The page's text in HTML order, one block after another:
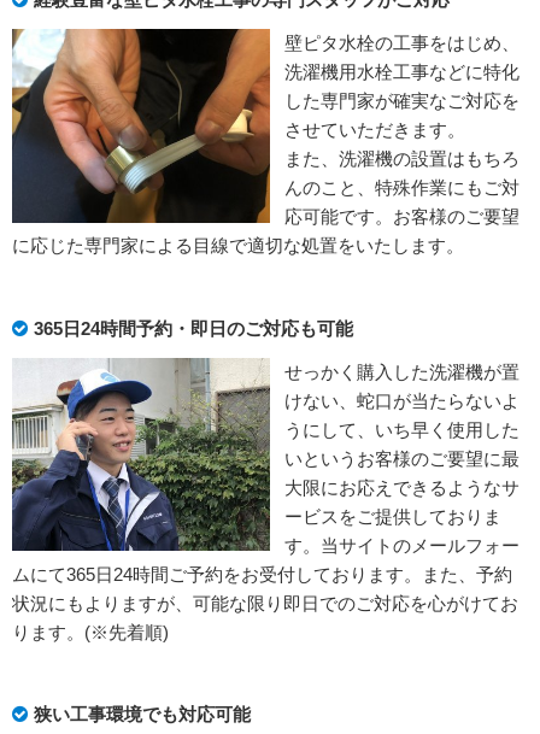
壁ピタ水栓の工事をはじめ、
洗濯機用水栓工事などに特化
した専門家が確実なご対応を
させていただきます。
また、洗濯機の設置はもちろ
んのこと、特殊作業にもご対
応可能です。お客様のご要望
に応じた専門家による目線で適切な処置をいたします。
365日24時間予約・即日のご対応も可能
せっかく購入した洗濯機が置
けない、蛇口が当たらないよ
うにして、いち早く使用した
いというお客様のご要望に最
大限にお応えできるようなサ
ービスをご提供しておりま
す。当サイトのメールフォー
ムにて365日24時間ご予約をお受付しております。また、予約
状況にもよりますが、可能な限り即日でのご対応を心がけてお
ります。(※先着順)
狭い工事環境でも対応可能